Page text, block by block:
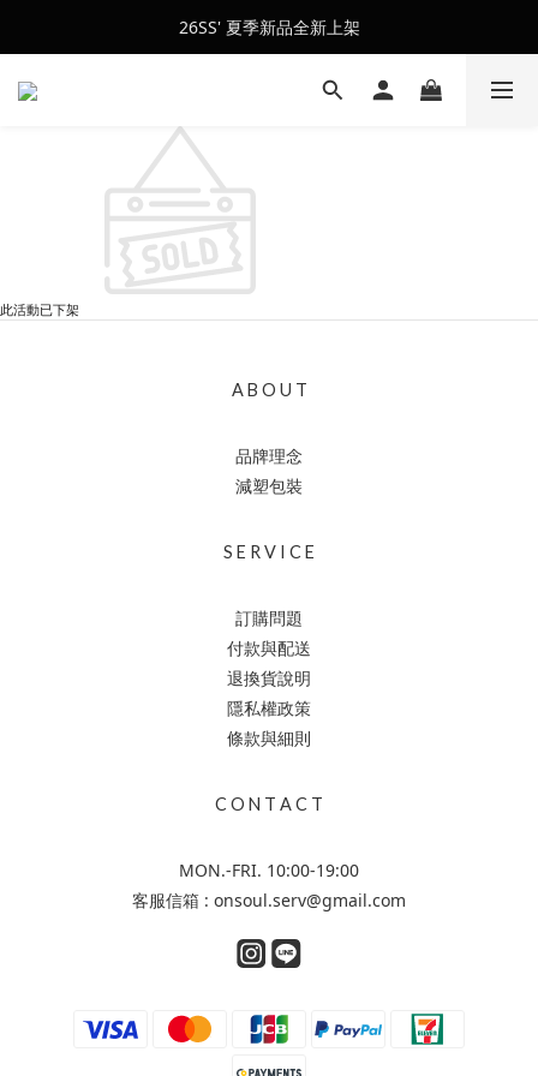
會員訂單滿$2500超取免運
26SS' 夏季新品全新上架
會員訂單滿$2500超取免運
此活動已下架
A B O U T
品牌理念
減塑包裝
S E R V I C E
訂購問題
付款與配送
退換貨說明
隱私權政策
條款與細則
C O N T A C T
MON.-FRI. 10:00-19:00
客服信箱 : onsoul.serv@gmail.com